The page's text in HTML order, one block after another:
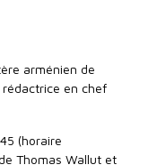
arménien de
en chef
(horaire
Thomas Wallut et